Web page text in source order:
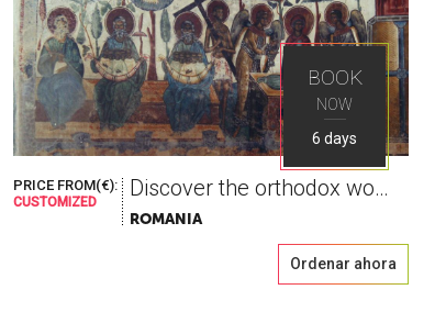
BOOK
NOW
6 days
PRICE FROM(€):
CUSTOMIZED
Discover the orthodox world by living in it
ROMANIA
Ordenar ahora